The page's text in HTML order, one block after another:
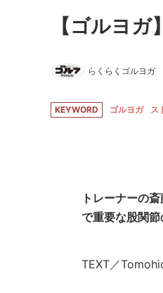
【ゴルヨ
らくらくゴルヨガ
KEYWORD ゴルヨガ ス
トレーナーの
で重要な股関節
TEXT／